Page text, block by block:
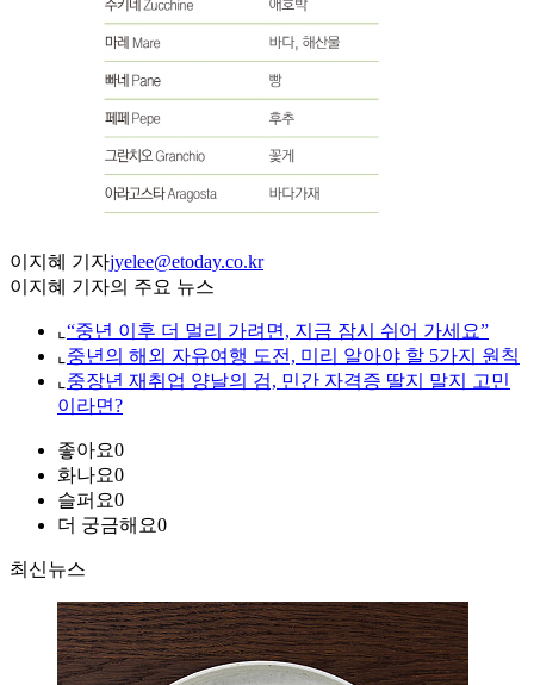
이지혜 기자jyelee@etoday.co.kr
이지혜 기자의 주요 뉴스
⌞ “중년 이후 더 멀리 가려면, 지금 잠시 쉬어 가세요”
⌞ 중년의 해외 자유여행 도전, 미리 알아야 할 5가지 원칙
⌞ 중장년 재취업 양날의 검, 민간 자격증 딸지 말지 고민
이라면?
좋아요0
화나요0
슬퍼요0
더 궁금해요0
최신뉴스